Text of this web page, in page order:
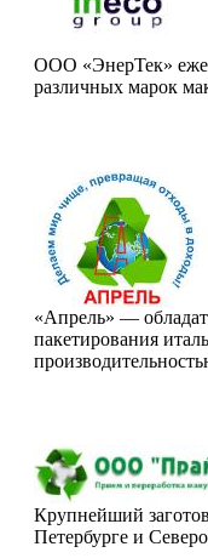
ООО «ЭнерТек»
различных марок
«Апрель» —
пакетирования
Крупнейший
Петербурге и